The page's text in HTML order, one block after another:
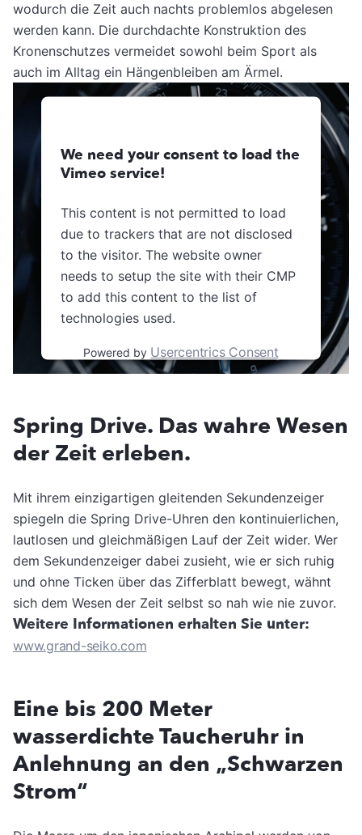
wodurch die Zeit auch nachts problemlos abgelesen
werden kann. Die durchdachte Konstruktion des
Kronenschutzes vermeidet sowohl beim Sport als
auch im Alltag ein Hängenbleiben am Ärmel.
We need your consent to load the
Vimeo service!
This content is not permitted to load
due to trackers that are not disclosed
to the visitor. The website owner
needs to setup the site with their CMP
to add this content to the list of
technologies used.
Powered by Usercentrics Consent
Management Platform
Spring Drive. Das wahre Wesen
der Zeit erleben.
Mit ihrem einzigartigen gleitenden Sekundenzeiger
spiegeln die Spring Drive-Uhren den kontinuierlichen,
lautlosen und gleichmäßigen Lauf der Zeit wider. Wer
dem Sekundenzeiger dabei zusieht, wie er sich ruhig
und ohne Ticken über das Zifferblatt bewegt, wähnt
sich dem Wesen der Zeit selbst so nah wie nie zuvor.
Weitere Informationen erhalten Sie unter:
www.grand-seiko.com
Eine bis 200 Meter
wasserdichte Taucheruhr in
Anlehnung an den „Schwarzen
Strom“